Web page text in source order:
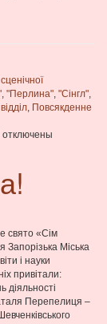
, "Перлина", "Сінгл",
, Повсякденне
отключены
свято «Сім
Запорізька Міська
і науки
привітали:
діяльності
Перепелиця –